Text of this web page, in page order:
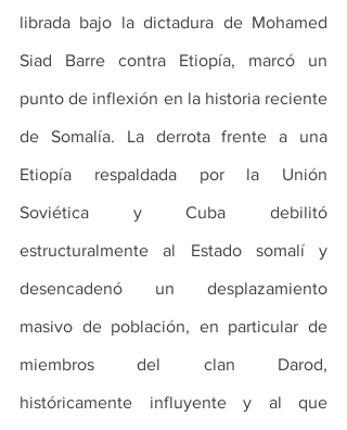
librada bajo la dictadura de Mohamed
Siad Barre contra Etiopía, marcó un
punto de inflexión en la historia reciente
de Somalía. La derrota frente a una
Etiopía respaldada por la Unión
Soviética y Cuba debilitó
estructuralmente al Estado somalí y
desencadenó un desplazamiento
masivo de población, en particular de
miembros del clan Darod,
históricamente influyente y al que